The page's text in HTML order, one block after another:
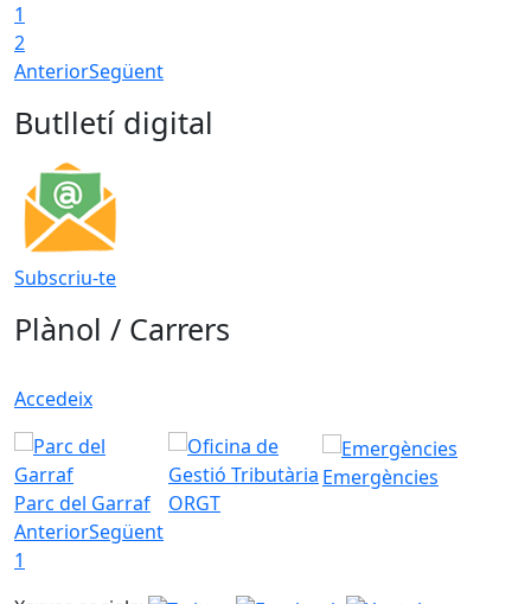
1
2
AnteriorSegüent
Butlletí digital
Subscriu-te
Plànol / Carrers
Accedeix
Parc del Garraf ORGT
Emergències
AnteriorSegüent
1